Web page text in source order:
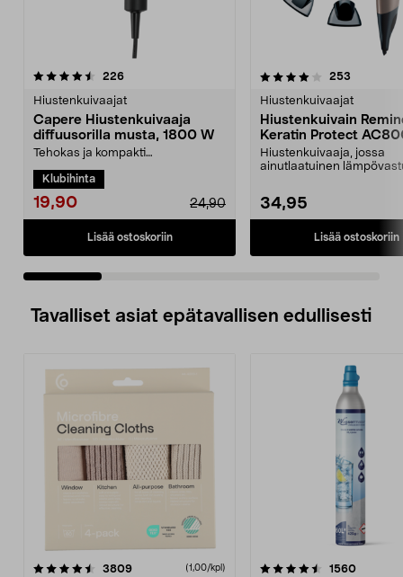
226arvostelut
Hiustenkuivaajat
Capere Hiustenkuivaaja
diffuusorilla musta, 1800 W
Tehokas ja kompakti
kuivaukseen. Kaksi nopeutta
täydelli...
Klubihinta
19,90 24,90
Lisää ostoskoriin
4.0 viidestä
253
Hiustenkuivaajat
Hiustenkuivain
Keratin Protect
Hiustenkuivaaja, jossa
ainutlaatuinen
34,95
Lisää ostoskoriin
4.5 viidestä
Tavalliset asiat epätavallisen edullisesti
3809arvostelut (1,00/kpl)
4.5viidestä
1560
4.5viidestä